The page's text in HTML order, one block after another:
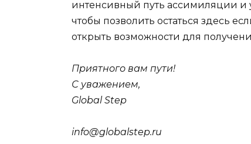
интенсивный путь ассимиляции и
чтобы позволить остаться здесь
открыть возможности для
Приятного вам пути!
С уважением,
Global Step
info@globalstep.ru